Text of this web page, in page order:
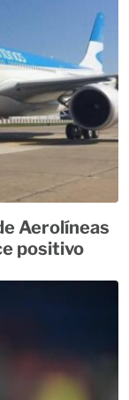
Aerolíneas
positivo